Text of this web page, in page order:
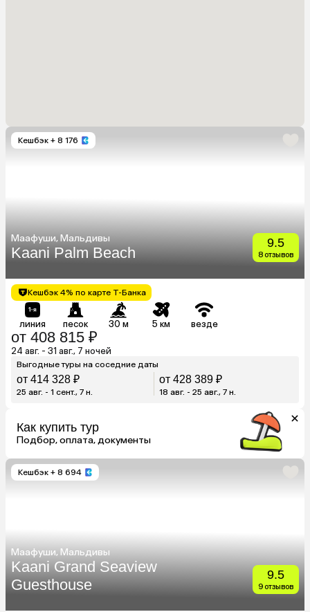
Кешбэк + 8 176
Маафуши, Мальдивы
Kaani Palm Beach
9.5
8 отзывов
Кешбэк 4% по карте Т-Банка
линия песок 30 м 5 км везде
от 408 815 ₽
24 авг. - 31 авг., 7 ночей
Выгодные туры на соседние даты
от 414 328 ₽
25 авг. - 1 сент., 7 н.
от 428 389 ₽
18 авг. - 25 авг., 7 н.
Как купить тур
Подбор, оплата, документы
Кешбэк + 8 694
Маафуши, Мальдивы
Kaani Grand Seaview
Guesthouse
9.5
9 отзывов